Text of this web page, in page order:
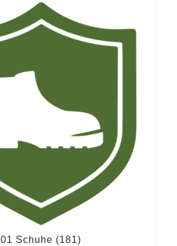
01 Schuhe (181)